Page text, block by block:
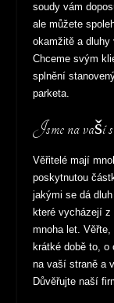
soudy vám
ale můžete
okamžitě a
Chceme svým
splnění
parketa.
Jsme na vaší
Věřitelé mají
poskytnutou
jakými se dá
které vycházejí
mnoha let.
krátké době to,
na vaší straně a
Důvěřujte naší